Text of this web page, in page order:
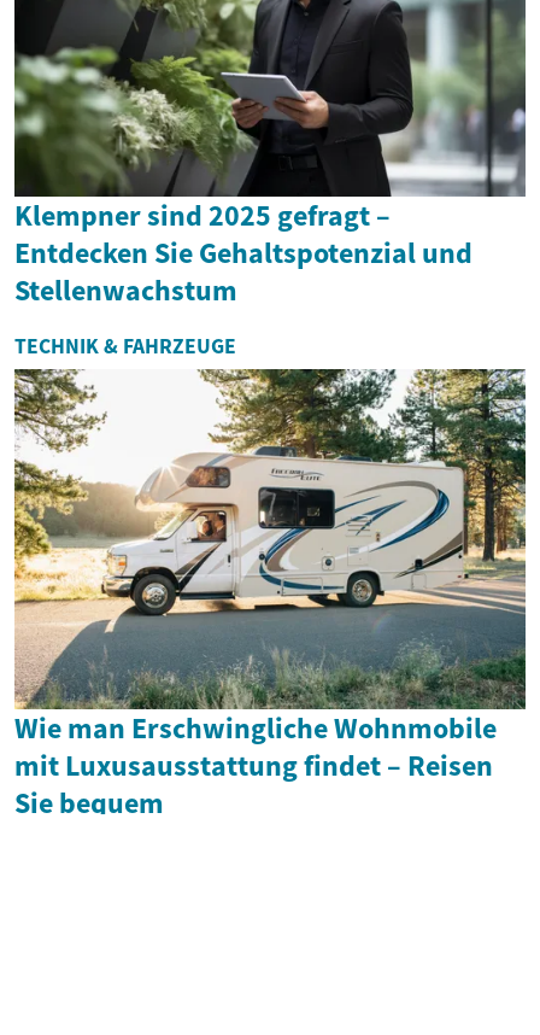
Klempner sind 2025 gefragt –
Entdecken Sie Gehaltspotenzial und
Stellenwachstum
TECHNIK & FAHRZEUGE
Wie man Erschwingliche Wohnmobile
mit Luxusausstattung findet – Reisen
Sie bequem